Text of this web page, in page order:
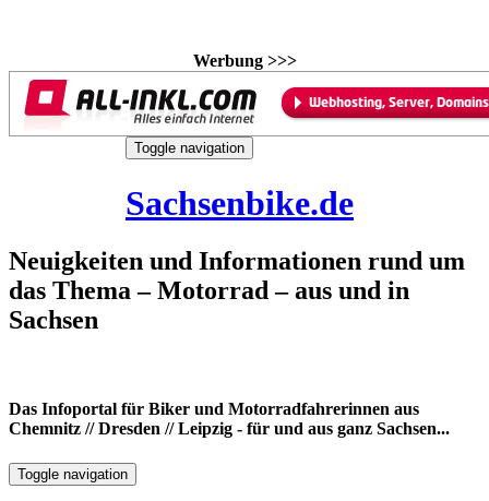
Werbung >>>
Toggle navigation
Sachsenbike.de
Neuigkeiten und Informationen rund um
das Thema – Motorrad – aus und in
Sachsen
Das Infoportal für Biker und Motorradfahrerinnen aus
Chemnitz // Dresden // Leipzig - für und aus ganz Sachsen...
Toggle navigation